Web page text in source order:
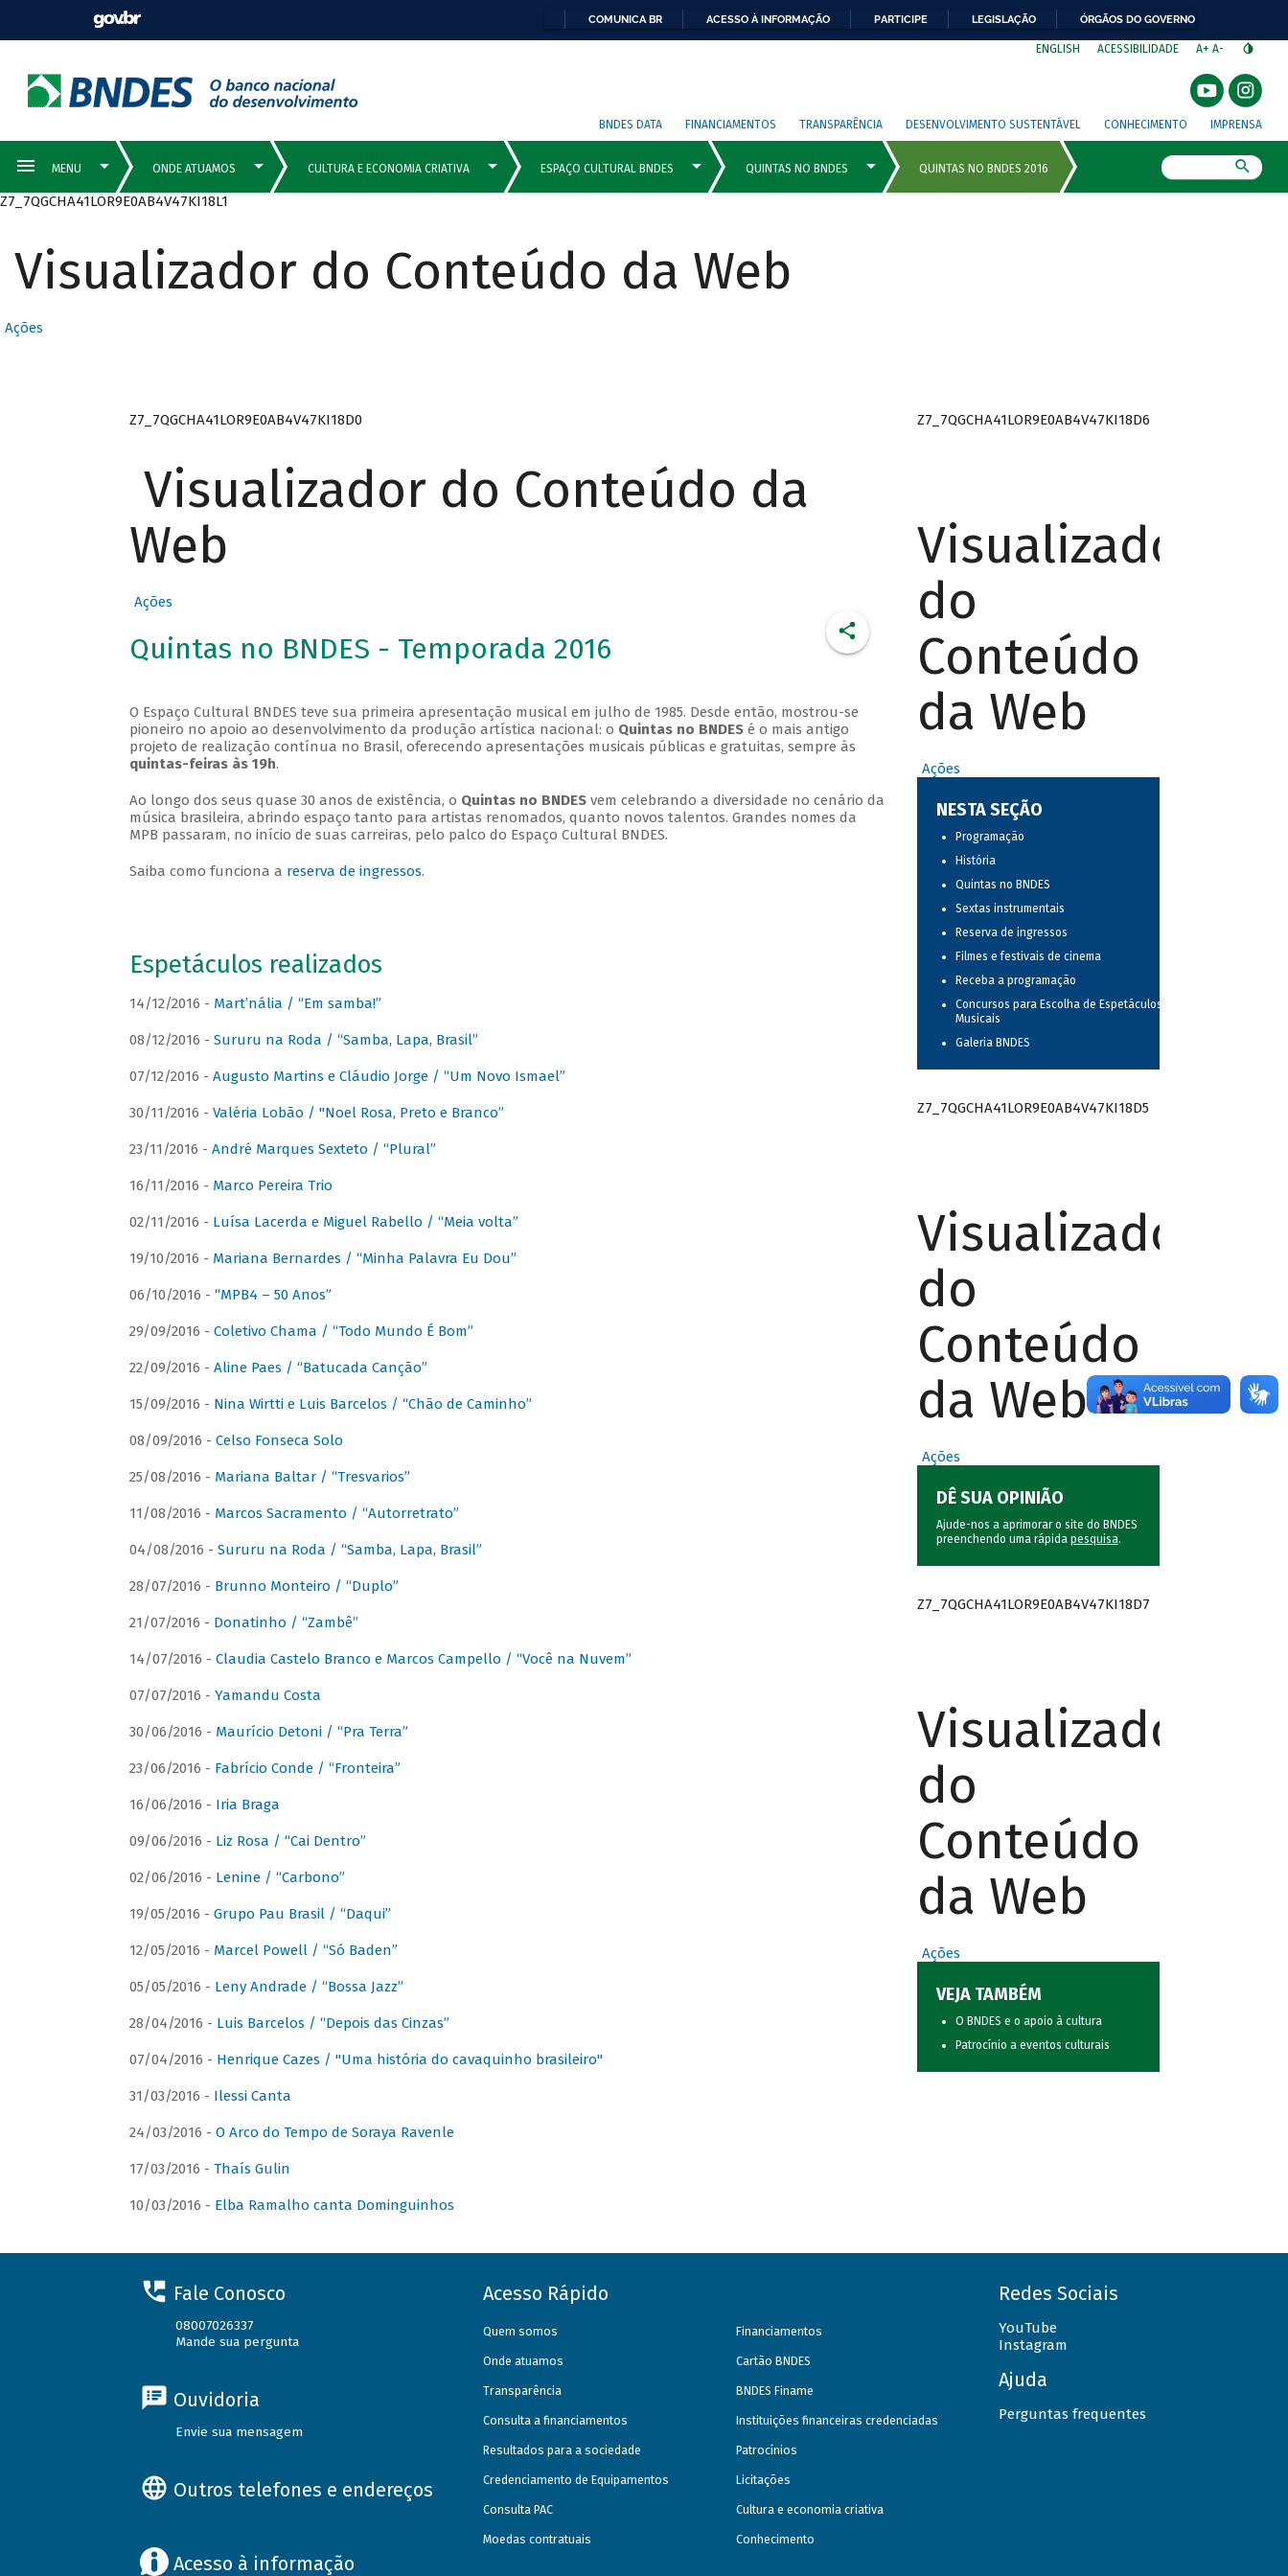
COMUNICA BR ACESSO À INFORMAÇÃO PARTICIPE LEGISLAÇÃO ÓRGÃOS DO GOVERNO
ENGLISH ACESSIBILIDADE A+ A-
BNDES DATA FINANCIAMENTOS TRANSPARÊNCIA DESENVOLVIMENTO SUSTENTÁVEL CONHECIMENTO IMPRENSA
Z7_7QGCHA41LOR9E0AB4V47KI18L1
Visualizador do Conteúdo da Web
Ações
Z7_7QGCHA41LOR9E0AB4V47KI18D0
Visualizador do Conteúdo da
Web
Ações
Quintas no BNDES - Temporada 2016
O Espaço Cultural BNDES teve sua primeira apresentação musical em julho de 1985. Desde então, mostrou-se
pioneiro no apoio ao desenvolvimento da produção artística nacional: o Quintas no BNDESé o mais antigo
projeto de realização contínua no Brasil, oferecendo apresentações musicais públicas e gratuitas, sempre às
quintas-feiras às 19h.
Ao longo dos seus quase 30 anos de existência, o Quintas no BNDESvem celebrando a diversidade no cenário da
música brasileira, abrindo espaço tanto para artistas renomados, quanto novos talentos. Grandes nomes da
MPB passaram, no início de suas carreiras, pelo palco do Espaço Cultural BNDES.
Saiba como funciona a reserva de ingressos.
Espetáculos realizados
14/12/2016 - Mart’nália / “Em samba!”
08/12/2016 - Sururu na Roda / “Samba, Lapa, Brasil”
07/12/2016 - Augusto Martins e Cláudio Jorge / “Um Novo Ismael”
30/11/2016 - Valéria Lobão / "Noel Rosa, Preto e Branco”
23/11/2016 - André Marques Sexteto / “Plural”
16/11/2016 - Marco Pereira Trio
02/11/2016 - Luísa Lacerda e Miguel Rabello / “Meia volta”
19/10/2016 - Mariana Bernardes / “Minha Palavra Eu Dou”
06/10/2016 - “MPB4 – 50 Anos”
29/09/2016 - Coletivo Chama / “Todo Mundo É Bom”
22/09/2016 - Aline Paes / “Batucada Canção”
15/09/2016 - Nina Wirtti e Luis Barcelos / “Chão de Caminho”
08/09/2016 - Celso Fonseca Solo
25/08/2016 - Mariana Baltar / “Tresvarios”
11/08/2016 - Marcos Sacramento / “Autorretrato”
04/08/2016 - Sururu na Roda / “Samba, Lapa, Brasil”
28/07/2016 - Brunno Monteiro / “Duplo”
21/07/2016 - Donatinho / “Zambê”
14/07/2016 - Claudia Castelo Branco e Marcos Campello / “Você na Nuvem”
07/07/2016 - Yamandu Costa
30/06/2016 - Maurício Detoni / “Pra Terra”
23/06/2016 - Fabrício Conde / “Fronteira”
16/06/2016 - Iria Braga
09/06/2016 - Liz Rosa / “Cai Dentro”
02/06/2016 - Lenine / “Carbono”
19/05/2016 - Grupo Pau Brasil / “Daqui”
12/05/2016 - Marcel Powell / “Só Baden”
05/05/2016 - Leny Andrade / “Bossa Jazz”
28/04/2016 - Luis Barcelos / “Depois das Cinzas”
07/04/2016 - Henrique Cazes / "Uma história do cavaquinho brasileiro"
31/03/2016 - Ilessi Canta
24/03/2016 - O Arco do Tempo de Soraya Ravenle
17/03/2016 - Thaís Gulin
10/03/2016 - Elba Ramalho canta Dominguinhos
Z7_7QGCHA41LOR9E0AB4V47KI18D6
Visualizador
do
Conteúdo
da Web
Ações
NESTA SEÇÃO
Programação
História
Quintas no BNDES
Sextas instrumentais
Reserva de ingressos
Filmes e festivais de cinema
Receba a programação
Concursos para Escolha de Espetáculos
Musicais
Galeria BNDES
Z7_7QGCHA41LOR9E0AB4V47KI18D5
Visualizador
do
Conteúdo
da Web
Ações
DÊ SUA OPINIÃO
Ajude-nos a aprimorar o site do BNDES
preenchendo uma rápida pesquisa.
Z7_7QGCHA41LOR9E0AB4V47KI18D7
Visualizador
do
Conteúdo
da Web
Ações
VEJA TAMBÉM
O BNDES e o apoio à cultura
Patrocínio a eventos culturais
Fale Conosco
08007026337
Mande sua pergunta
Ouvidoria
Envie sua mensagem
Outros telefones e endereços
Acesso à informação
Acesso Rápido
Quem somos
Onde atuamos
Transparência
Consulta a financiamentos
Resultados para a sociedade
Credenciamento de Equipamentos
Consulta PAC
Moedas contratuais
Financiamentos
Cartão BNDES
BNDES Finame
Instituições financeiras credenciadas
Patrocínios
Licitações
Cultura e economia criativa
Conhecimento
Redes Sociais
YouTube
Instagram
Ajuda
Perguntas frequentes